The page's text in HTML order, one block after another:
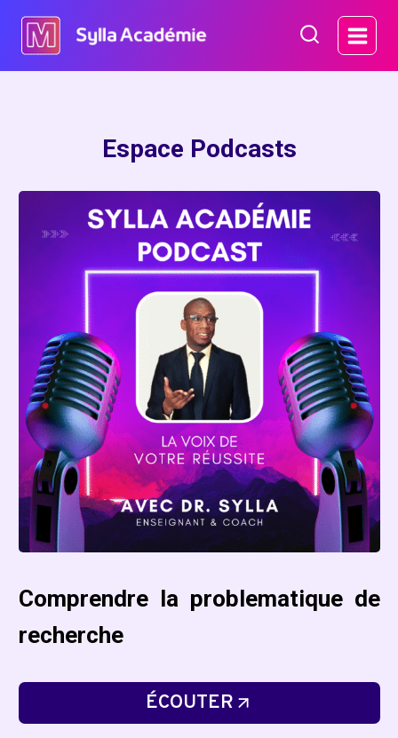
contenu
Espace Podcasts
Comprendre la problematique de
recherche
ÉCOUTER